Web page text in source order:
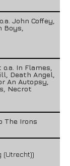
John Coffey,
Boys,
In Flames,
Death Angel,
An Autopsy,
Necrot
The Irons
(Utrecht))